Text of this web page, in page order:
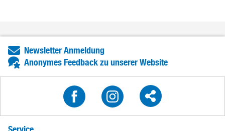
Newsletter Anmeldung
Anonymes Feedback zu unserer Website